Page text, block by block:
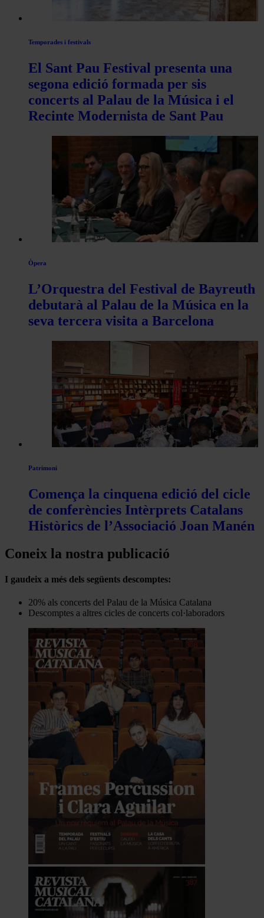
Temporades i festivals
El Sant Pau Festival presenta una
segona edició formada per sis
concerts al Palau de la Música i el
Recinte Modernista de Sant Pau
Òpera
L’Orquestra del Festival de Bayreuth
debutarà al Palau de la Música en la
seva tercera visita a Barcelona
Patrimoni
Comença la cinquena edició del cicle
de conferències Intèrprets Catalans
Històrics de l’Associació Joan Manén
Coneix la nostra publicació
I gaudeix a més dels següents descomptes:
20% als concerts del Palau de la Música Catalana
Descomptes a altres cicles de concerts col·laboradors